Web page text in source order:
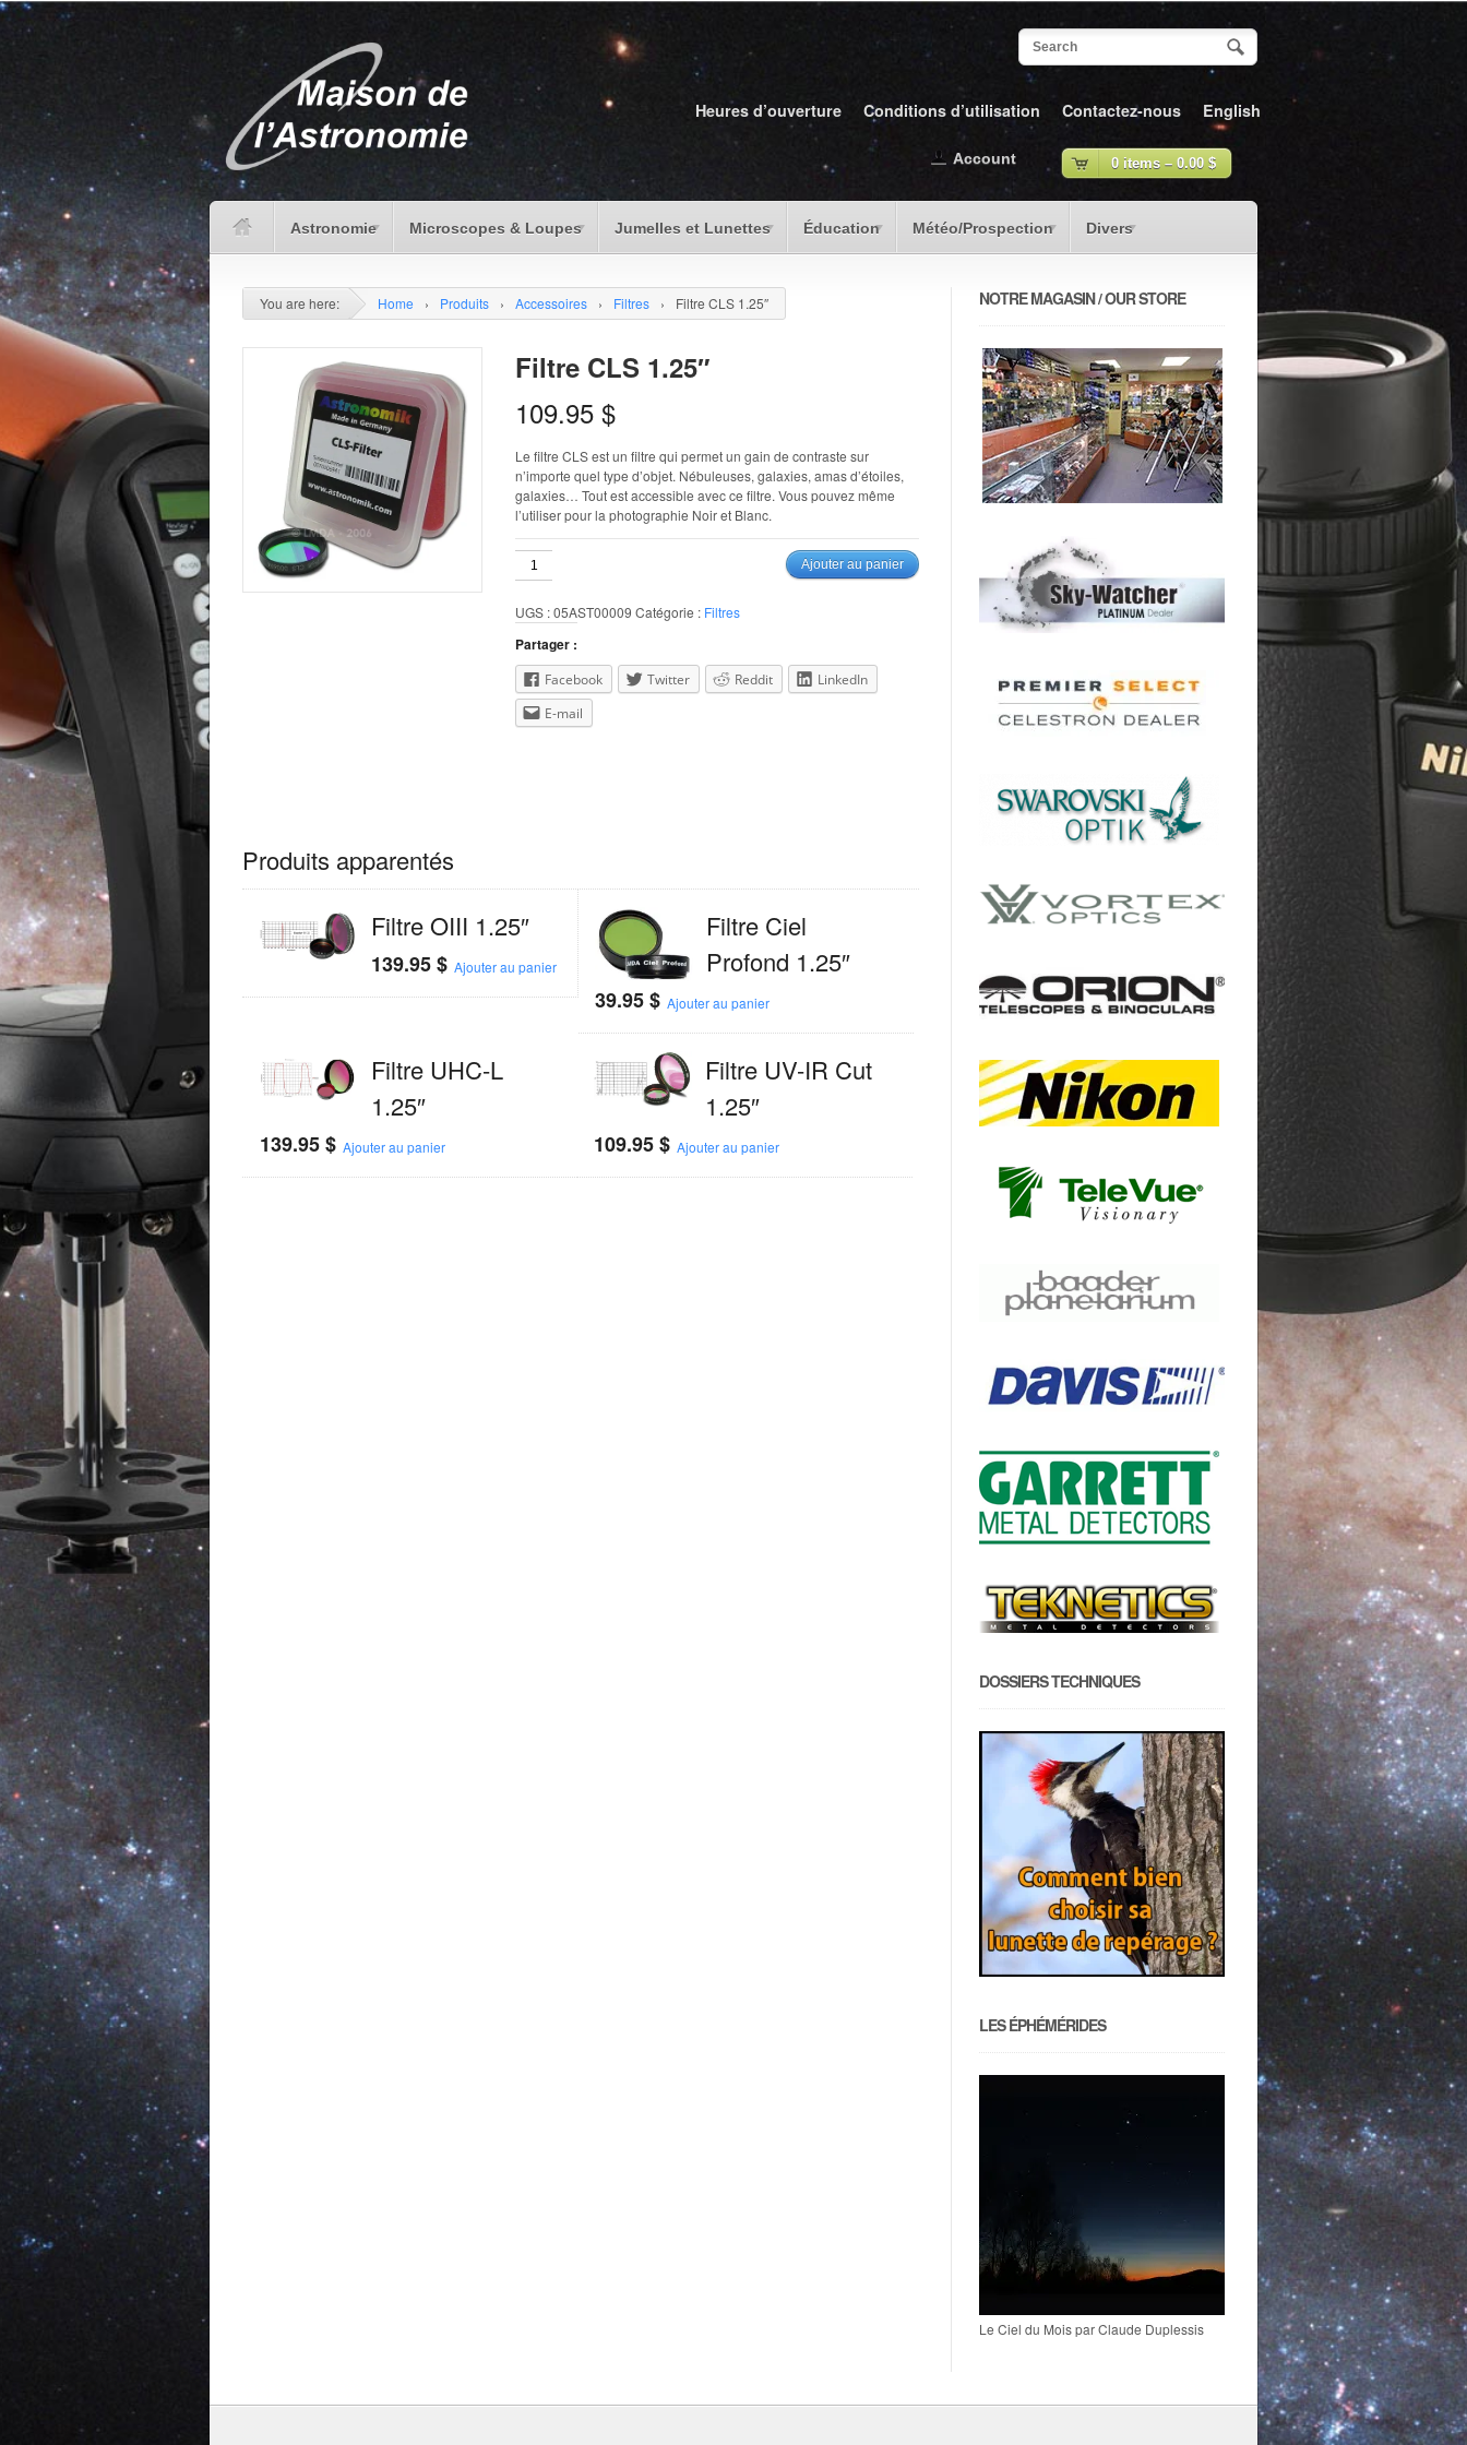
Heures d’ouverture Conditions d’utilisation Contactez-nous English
Astronomie Microscopes & Loupes Jumelles et Lunettes Éducation Météo/Prospection Divers
0 items – 0.00 $
Account
You are here: Home › Produits › Accessoires › Filtres › Filtre CLS 1.25″
Filtre CLS 1.25″
109.95 $
Le filtre CLS est un filtre qui permet un gain de contraste sur
n’importe quel type d’objet. Nébuleuses, galaxies, amas d’étoiles,
galaxies… Tout est accessible avec ce filtre. Vous pouvez même
l’utiliser pour la photographie Noir et Blanc.
quantité
de
CLS
1.25"
Ajouter au panier
UGS :05AST00009 Catégorie : Filtres
Partager :
Facebook Twitter Reddit
LinkedIn
E-mail
Produits apparentés
Filtre OIII 1.25″
139.95$ Ajouter au panier
Filtre Ciel
Profond 1.25″
39.95$ Ajouter au panier
Filtre UHC-L
1.25″
139.95$ Ajouter au panier
Filtre UV-IR Cut
1.25″
109.95$ Ajouter au panier
NOTRE MAGASIN / OUR STORE
DOSSIERS TECHNIQUES
LES ÉPHÉMÉRIDES
Le Ciel du Mois par Claude Duplessis